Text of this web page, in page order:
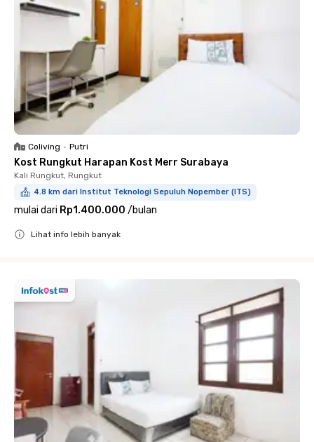
Coliving • Putri
Kost Rungkut Harapan Kost Merr Surabaya
Kali Rungkut, Rungkut
4.8 km dari Institut Teknologi Sepuluh Nopember (ITS)
mulai dari Rp1.400.000 /bulan
Lihat info lebih banyak